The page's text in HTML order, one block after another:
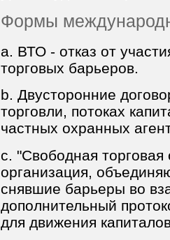
Формы
a. ВТО - отказ от
торговых барьеров.
b. Двусторонние
торговли, потоках
частных охранных
c. "Свободная
организация,
снявшие барьеры во
дополнительный
для движения